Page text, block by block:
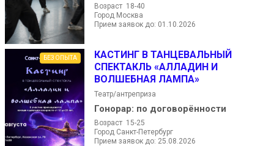
Возраст 18-40
Город Москва
Прием заявок до: 01.10.2026
БЕЗ ОПЫТА
КАСТИНГ В ТАНЦЕВАЛЬНЫЙ
СПЕКТАКЛЬ «АЛЛАДИН И
ВОЛШЕБНАЯ ЛАМПА»
Театр/антреприза
Гонорар: по договорённости
Возраст 15-25
Город Санкт-Петербург
Прием заявок до: 25.08.2026